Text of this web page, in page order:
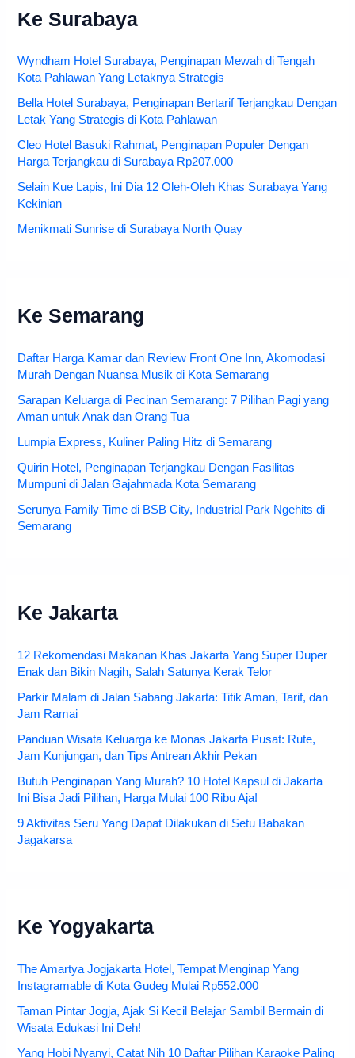
Ke Surabaya
Wyndham Hotel Surabaya, Penginapan Mewah di Tengah
Kota Pahlawan Yang Letaknya Strategis
Bella Hotel Surabaya, Penginapan Bertarif Terjangkau Dengan
Letak Yang Strategis di Kota Pahlawan
Cleo Hotel Basuki Rahmat, Penginapan Populer Dengan
Harga Terjangkau di Surabaya Rp207.000
Selain Kue Lapis, Ini Dia 12 Oleh-Oleh Khas Surabaya Yang
Kekinian
Menikmati Sunrise di Surabaya North Quay
Ke Semarang
Daftar Harga Kamar dan Review Front One Inn, Akomodasi
Murah Dengan Nuansa Musik di Kota Semarang
Sarapan Keluarga di Pecinan Semarang: 7 Pilihan Pagi yang
Aman untuk Anak dan Orang Tua
Lumpia Express, Kuliner Paling Hitz di Semarang
Quirin Hotel, Penginapan Terjangkau Dengan Fasilitas
Mumpuni di Jalan Gajahmada Kota Semarang
Serunya Family Time di BSB City, Industrial Park Ngehits di
Semarang
Ke Jakarta
12 Rekomendasi Makanan Khas Jakarta Yang Super Duper
Enak dan Bikin Nagih, Salah Satunya Kerak Telor
Parkir Malam di Jalan Sabang Jakarta: Titik Aman, Tarif, dan
Jam Ramai
Panduan Wisata Keluarga ke Monas Jakarta Pusat: Rute,
Jam Kunjungan, dan Tips Antrean Akhir Pekan
Butuh Penginapan Yang Murah? 10 Hotel Kapsul di Jakarta
Ini Bisa Jadi Pilihan, Harga Mulai 100 Ribu Aja!
9 Aktivitas Seru Yang Dapat Dilakukan di Setu Babakan
Jagakarsa
Ke Yogyakarta
The Amartya Jogjakarta Hotel, Tempat Menginap Yang
Instagramable di Kota Gudeg Mulai Rp552.000
Taman Pintar Jogja, Ajak Si Kecil Belajar Sambil Bermain di
Wisata Edukasi Ini Deh!
Yang Hobi Nyanyi, Catat Nih 10 Daftar Pilihan Karaoke Paling